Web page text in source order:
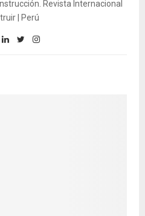
Revista Internacional
| Perú